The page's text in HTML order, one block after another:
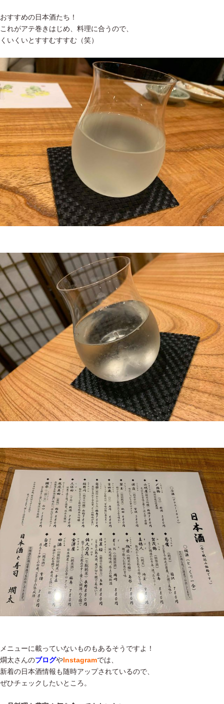
おすすめの日本酒たち！
これがアテ巻きはじめ、料理に合うので、
くいくいとすすむすすむ（笑）
メニューに載っていないものもあるそうですよ！
燗太さんのブログやInstagramでは、
新着の日本酒情報も随時アップされているので、
ぜひチェックしたいところ。